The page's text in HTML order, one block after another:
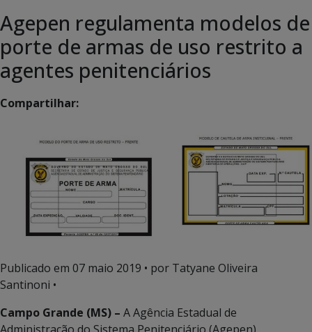
Agepen regulamenta modelos de
porte de armas de uso restrito a
agentes penitenciários
Compartilhar:
Publicado em 07 maio 2019 • por Tatyane Oliveira
Santinoni •
Campo Grande (MS) – A Agência Estadual de